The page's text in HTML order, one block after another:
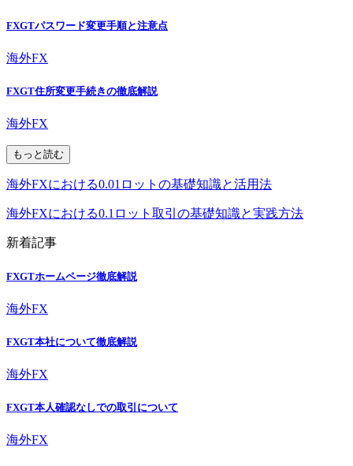
FXGTパスワード変更手順と注意点
海外FX
FXGT住所変更手続きの徹底解説
海外FX
もっと読む
海外FXにおける0.01ロットの基礎知識と活用法
海外FXにおける0.1ロット取引の基礎知識と実践方法
新着記事
FXGTホームページ徹底解説
海外FX
FXGT本社について徹底解説
海外FX
FXGT本人確認なしでの取引について
海外FX